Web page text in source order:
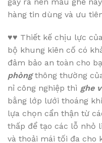
gây ra nên mẫu ghế
hàng tin dùng và ưu
♥♥ Thiết kế chịu lực
bộ khung kiên cố có
đảm bảo an toàn cho
phòngthông thường
nỉ công nghiệp thì ghe
bằng lớp lưới thoáng
lựa chọn cẩn thận từ
thấp để tạo các lỗ nhỏ
và thoải mái tối đa cho